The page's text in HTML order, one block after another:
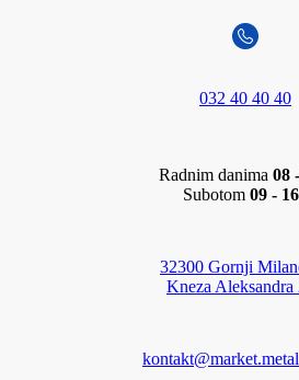
032 40 40 40
Radnim danima 08
Subotom 09 -
32300 Gornji
Kneza Aleksandra